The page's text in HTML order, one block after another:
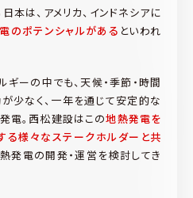
は、アメリカ、インドネシアに
のポテンシャルがある といわれ
ーの中でも、天候・季節・時間
少なく、一年を通じて安定的な
電。西松建設はこの地熱発電を
る様々なステークホルダーと共
発電の開発・運営を検討してき